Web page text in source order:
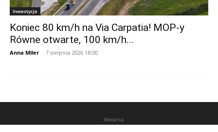
Inwestycje
Koniec 80 km/h na Via Carpatia! MOP-y
Równe otwarte, 100 km/h...
Anna Miler - 7 sierpnia 2026 18:00
Reklama